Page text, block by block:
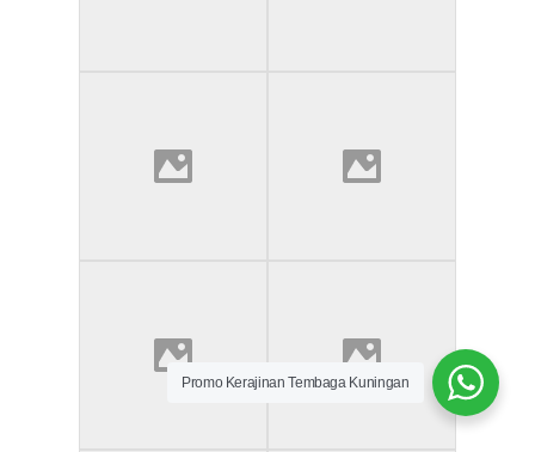
Promo Kerajinan Tembaga Kuningan